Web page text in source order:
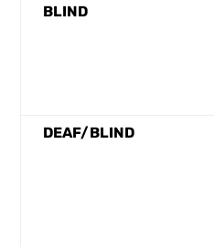
BLIND
DEAF/BLIND